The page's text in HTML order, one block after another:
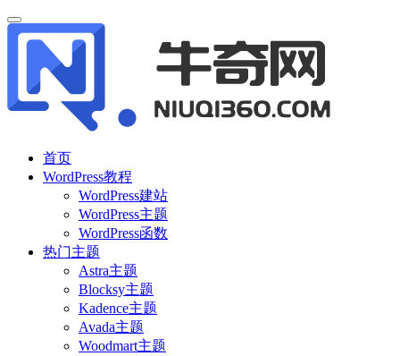
首页
WordPress教程
WordPress建站
WordPress主题
WordPress函数
热门主题
Astra主题
Blocksy主题
Kadence主题
Avada主题
Woodmart主题